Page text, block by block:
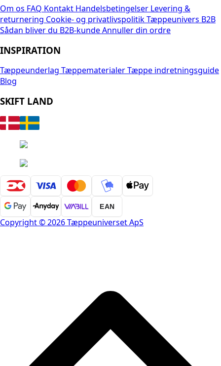
Om os FAQ Kontakt Handelsbetingelser Levering &
returnering Cookie- og privatlivspolitikTæppeunivers B2B
Sådan bliver du B2B-kundeAnnuller din ordre
INSPIRATION
Tæppeunderlag TæppematerialerTæppe indretningsguide
Blog
SKIFT LAND
EAN
Copyright © 2026 Tæppeuniverset ApS